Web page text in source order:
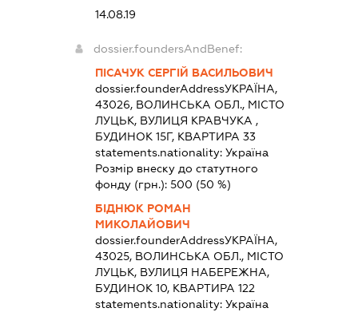
14.08.19
dossier.foundersAndBenef:
ПІСАЧУК СЕРГІЙ ВАСИЛЬОВИЧ
dossier.founderAddressУКРАЇНА,
43026, ВОЛИНСЬКА ОБЛ., МІСТО
ЛУЦЬК, ВУЛИЦЯ КРАВЧУКА ,
БУДИНОК 15Г, КВАРТИРА 33
statements.nationality:Україна
Розмір внеску до статутного
фонду (грн.):500 (50 %)
БІДНЮК РОМАН
МИКОЛАЙОВИЧ
dossier.founderAddressУКРАЇНА,
43025, ВОЛИНСЬКА ОБЛ., МІСТО
ЛУЦЬК, ВУЛИЦЯ НАБЕРЕЖНА,
БУДИНОК 10, КВАРТИРА 122
statements.nationality:Україна